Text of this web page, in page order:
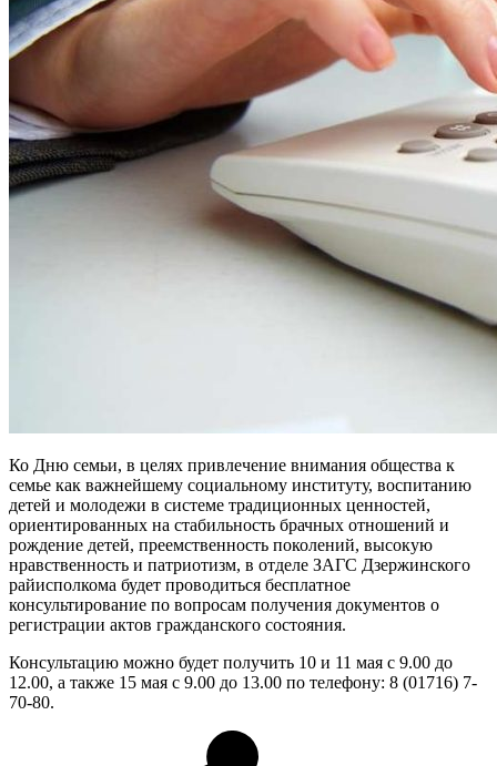
Ко Дню семьи, в целях привлечение внимания общества к
семье как важнейшему социальному институту, воспитанию
детей и молодежи в системе традиционных ценностей,
ориентированных на стабильность брачных отношений и
рождение детей, преемственность поколений, высокую
нравственность и патриотизм, в отделе ЗАГС Дзержинского
райисполкома будет проводиться бесплатное
консультирование по вопросам получения документов о
регистрации актов гражданского состояния.
Консультацию можно будет получить 10 и 11 мая с 9.00 до
12.00, а также 15 мая с 9.00 до 13.00 по телефону: 8 (01716) 7-
70-80.